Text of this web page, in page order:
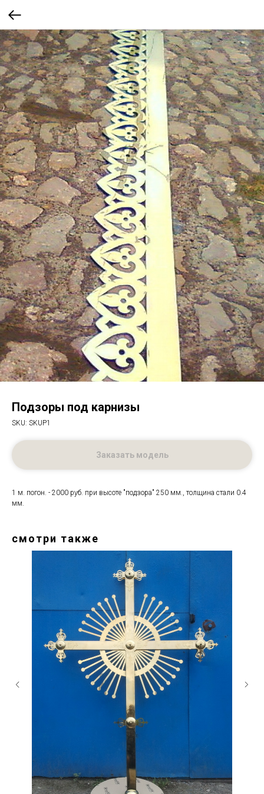
Подзоры под карнизы
SKU: SKUP1
Заказать модель
1 м. погон. - 2000 руб. при высоте "подзора" 250 мм., толщина стали 0.4
мм.
смотри также